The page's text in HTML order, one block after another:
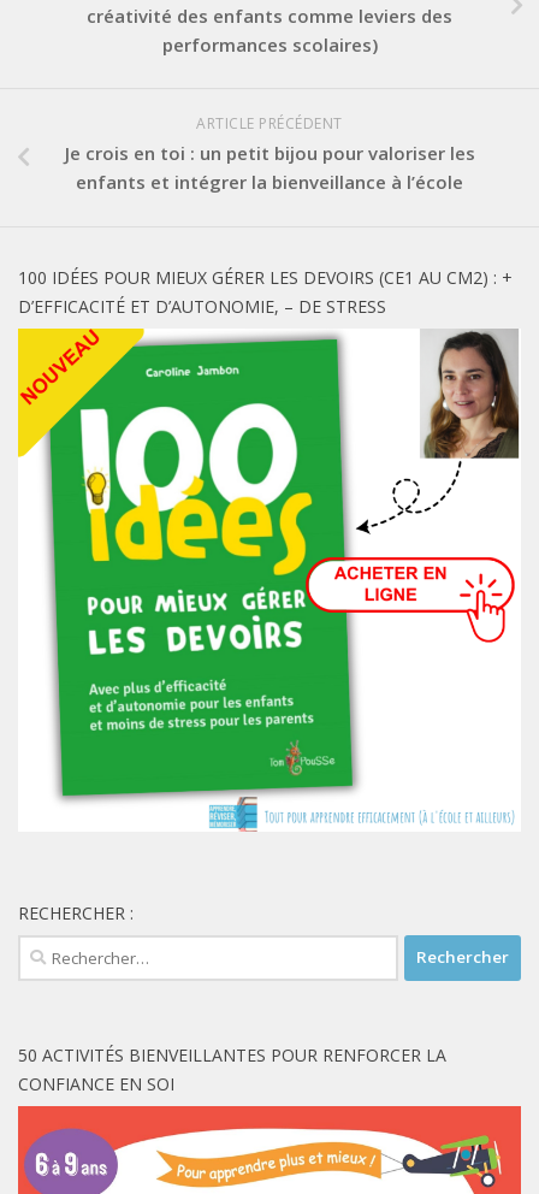
créativité des enfants comme leviers des
performances scolaires)
ARTICLE PRÉCÉDENT
Je crois en toi : un petit bijou pour valoriser les
enfants et intégrer la bienveillance à l’école
100 IDÉES POUR MIEUX GÉRER LES DEVOIRS (CE1 AU CM2) : +
D’EFFICACITÉ ET D’AUTONOMIE, – DE STRESS
RECHERCHER :
Rechercher :
50 ACTIVITÉS BIENVEILLANTES POUR RENFORCER LA
CONFIANCE EN SOI